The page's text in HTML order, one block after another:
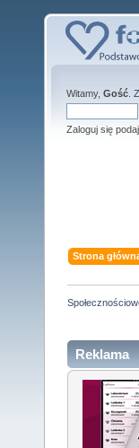
Witamy, Gość
Zaloguj się
Strona
Reklama